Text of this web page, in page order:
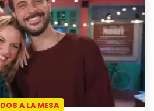
A LA MESA